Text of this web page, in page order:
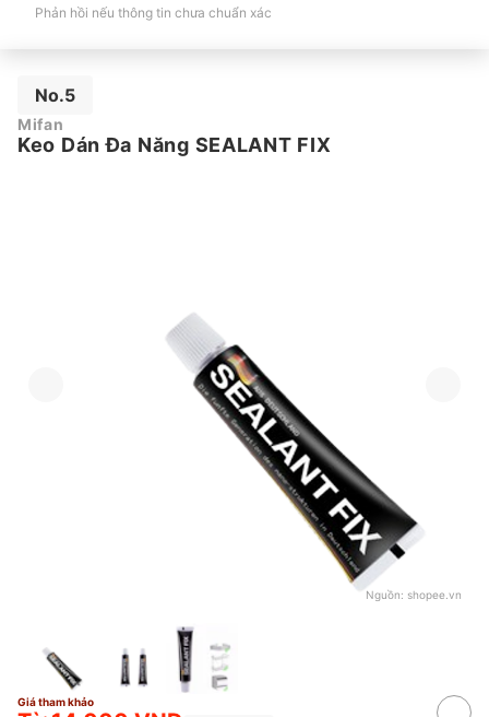
Phản hồi nếu thông tin chưa chuẩn xác
No.5
Mifan
Keo Dán Đa Năng SEALANT FIX
Nguồn: shopee.vn
Giá tham khảo